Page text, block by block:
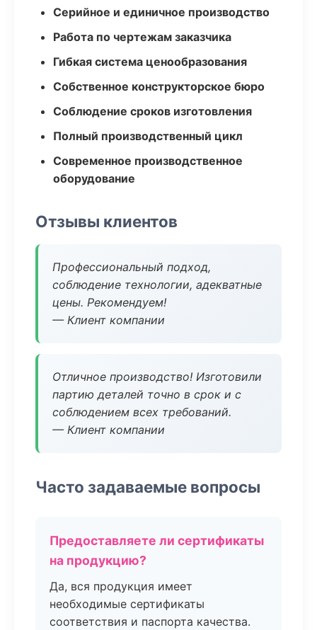
Серийное и единичное производство
Работа по чертежам заказчика
Гибкая система ценообразования
Собственное конструкторское бюро
Соблюдение сроков изготовления
Полный производственный цикл
Современное производственное
оборудование
Отзывы клиентов
Профессиональный подход,
соблюдение технологии, адекватные
цены. Рекомендуем!
— Клиент компании
Отличное производство! Изготовили
партию деталей точно в срок и с
соблюдением всех требований.
— Клиент компании
Часто задаваемые вопросы
Предоставляете ли сертификаты
на продукцию?
Да, вся продукция имеет
необходимые сертификаты
соответствия и паспорта качества.